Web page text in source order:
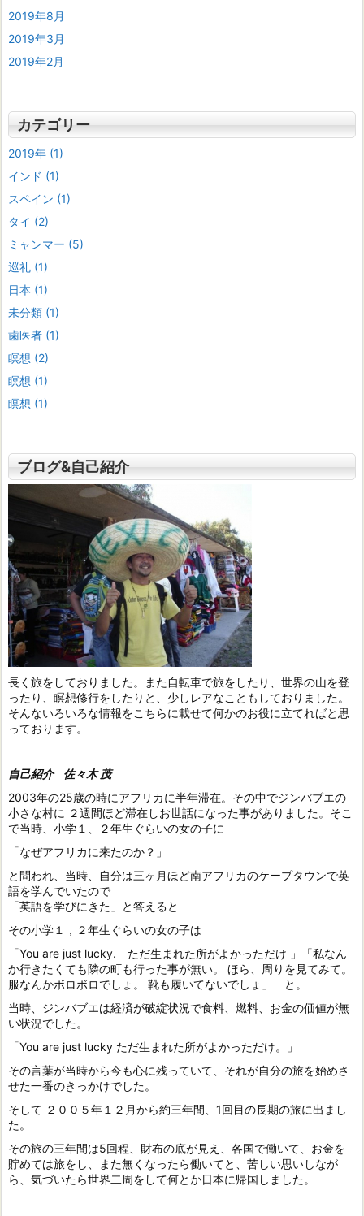
2019年8月
2019年3月
2019年2月
カテゴリー
2019年 (1)
インド (1)
スペイン (1)
タイ (2)
ミャンマー (5)
巡礼 (1)
日本 (1)
未分類 (1)
歯医者 (1)
瞑想 (2)
瞑想 (1)
瞑想 (1)
ブログ&自己紹介
長く旅をしておりました。また自転車で旅をしたり、世界の山を登
ったり、瞑想修行をしたりと、少しレアなこともしておりました。
そんないろいろな情報をこちらに載せて何かのお役に立てればと思
っております。
自己紹介 佐々木 茂
2003年の25歳の時にアフリカに半年滞在。その中でジンバブエの
小さな村に ２週間ほど滞在しお世話になった事がありました。そこ
で当時、小学１、２年生ぐらいの女の子に
「なぜアフリカに来たのか？」
と問われ、当時、自分は三ヶ月ほど南アフリカのケープタウンで英
語を学んでいたので
「英語を学びにきた」と答えると
その小学１，２年生ぐらいの女の子は
「You are just lucky. ただ生まれた所がよかっただけ 」「私なん
か行きたくても隣の町も行った事が無い。 ほら、周りを見てみて。
服なんかボロボロでしょ。 靴も履いてないでしょ」 と。
当時、ジンバブエは経済が破綻状況で食料、燃料、お金の価値が無
い状況でした。
「You are just lucky ただ生まれた所がよかっただけ。」
その言葉が当時から今も心に残っていて、それが自分の旅を始めさ
せた一番のきっかけでした。
そして ２００５年１２月から約三年間、1回目の長期の旅に出まし
た。
その旅の三年間は5回程、財布の底が見え、各国で働いて、お金を
貯めては旅をし、また無くなったら働いてと、苦しい思いしなが
ら、気づいたら世界二周をして何とか日本に帰国しました。